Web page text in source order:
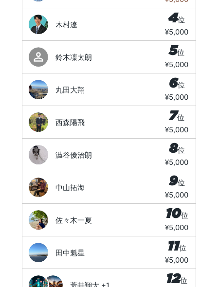
木村遼 4位
¥5,000
鈴木凜太朗 5位
¥5,000
丸田大翔 6位
¥5,000
西森陽飛 7位
¥5,000
澁谷優治朗 8位
¥5,000
中山拓海 9位
¥5,000
佐々木一夏 10位
¥5,000
田中魁星 11位
¥5,000
12位